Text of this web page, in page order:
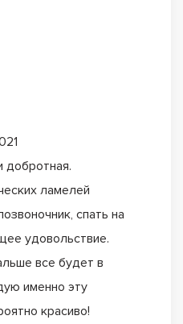
добротная.
ламелей
спать на
удовольствие.
все будет в
именно эту
красиво!